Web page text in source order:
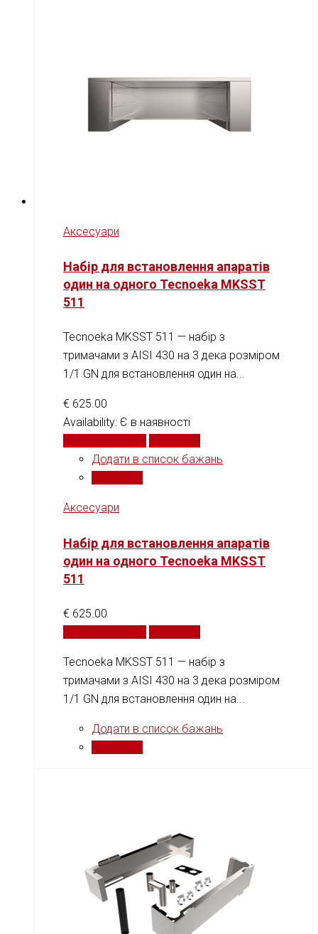
Аксесуари
Набір для встановлення апаратів
один на одного Tecnoeka MKSST
511
Tecnoeka MKSST 511 — набір з
тримачами з AISI 430 на 3 дека розміром
1/1 GN для встановлення один на...
€ 625.00
Availability: Є в наявності
Додати в список бажань
Аксесуари
Набір для встановлення апаратів
один на одного Tecnoeka MKSST
511
€ 625.00
Tecnoeka MKSST 511 — набір з
тримачами з AISI 430 на 3 дека розміром
1/1 GN для встановлення один на...
Додати в список бажань